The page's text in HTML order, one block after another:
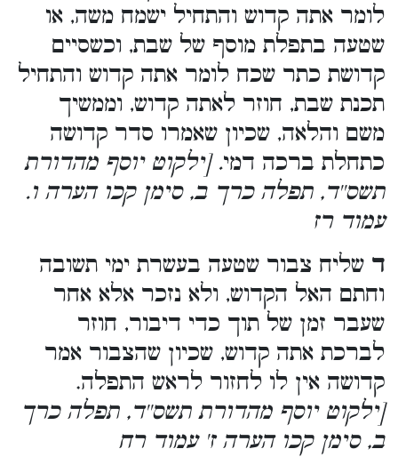
לומר אתה קדוש והתחיל ישמח משה, או
שטעה בתפלת מוסף של שבת, וכשסיים
קדושת כתר שכח לומר אתה קדוש והתחיל
תכנת שבת, חוזר לאתה קדוש, וממשיך
משם והלאה, שכיון שאמרו סדר קדושה
כתחלת ברכה דמי. [ילקוט יוסף מהדורת
תשס''ד, תפלה כרך ב, סימן קכו הערה ו.
עמוד רז
ד שליח צבור שטעה בעשרת ימי תשובה
וחתם האל הקדוש, ולא נזכר אלא אחר
שעבר זמן של תוך כדי דיבור, חוזר
לברכת אתה קדוש, שכיון שהצבור אמר
קדושה אין לו לחזור לראש התפלה.
[ילקוט יוסף מהדורת תשס''ד, תפלה כרך
ב, סימן קכו הערה ז' עמוד רח